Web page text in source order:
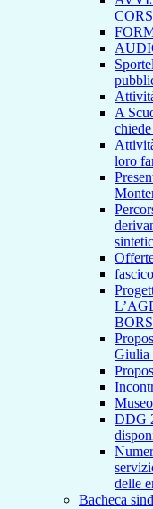
A
loro
Giulia
DDG
delle
Bacheca